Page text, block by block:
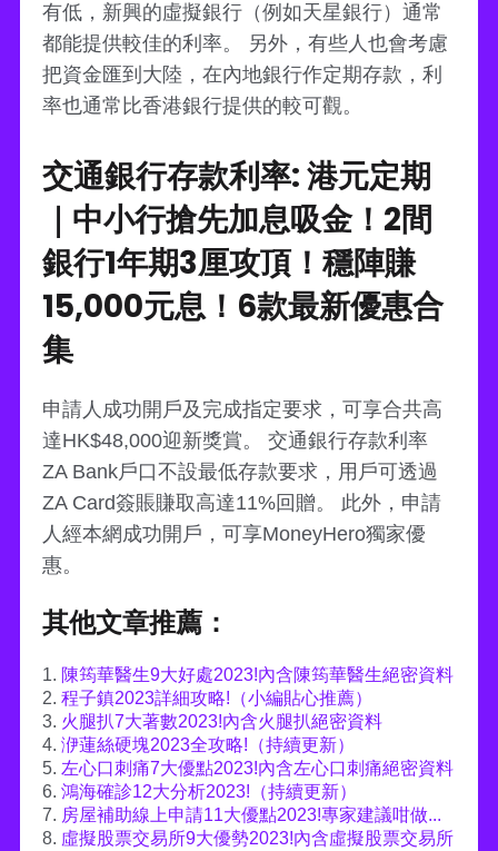
有低，新興的虛擬銀行（例如天星銀行）通常
都能提供較佳的利率。 另外，有些人也會考慮
把資金匯到大陸，在內地銀行作定期存款，利
率也通常比香港銀行提供的較可觀。
交通銀行存款利率: 港元定期
｜中小行搶先加息吸金！2間
銀行1年期3厘攻頂！穩陣賺
15,000元息！6款最新優惠合
集
申請人成功開戶及完成指定要求，可享合共高
達HK$48,000迎新獎賞。 交通銀行存款利率
ZA Bank戶口不設最低存款要求，用戶可透過
ZA Card簽賬賺取高達11%回贈。 此外，申請
人經本網成功開戶，可享MoneyHero獨家優
惠。
其他文章推薦：
1. 陳筠華醫生9大好處2023!內含陳筠華醫生絕密資料
2. 程子鎮2023詳細攻略!（小編貼心推薦）
3. 火腿扒7大著數2023!內含火腿扒絕密資料
4. 洢蓮絲硬塊2023全攻略!（持續更新）
5. 左心口刺痛7大優點2023!內含左心口刺痛絕密資料
6. 鴻海確診12大分析2023!（持續更新）
7. 房屋補助線上申請11大優點2023!專家建議咁做...
8. 虛擬股票交易所9大優勢2023!內含虛擬股票交易所